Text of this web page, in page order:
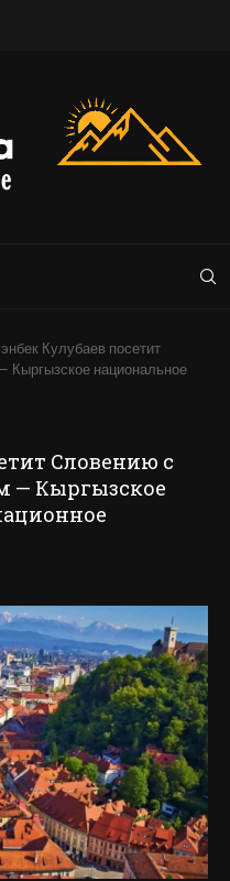
Кулубаев посетит
национальное
Словению с
— Кыргызское